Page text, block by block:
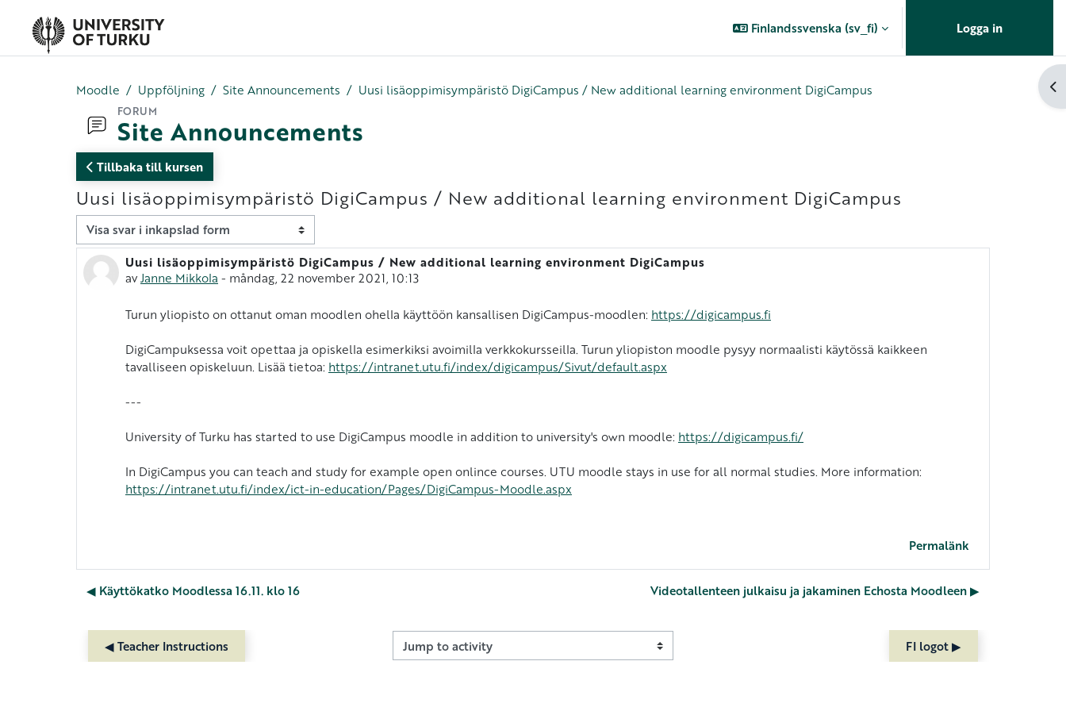
Finlandssvenska ‎(sv_fi)‎
Logga in
Moodle Uppföljning Site Announcements Uusi lisäoppimisympäristö DigiCampus / New additional learning environment DigiCampus
FORUM
Site Announcements
Tillbaka till kursen
Uusi lisäoppimisympäristö DigiCampus / New additional learning environment DigiCampus
Visningsläge
Uusi lisäoppimisympäristö DigiCampus / New additional learning environment DigiCampus
avJanne Mikkola - måndag, 22 november 2021, 10:13
Antal svar: 0
Turun yliopisto on ottanut oman moodlen ohella käyttöön kansallisen DigiCampus-moodlen: https://digicampus.fi
DigiCampuksessa voit opettaa ja opiskella esimerkiksi avoimilla verkkokursseilla. Turun yliopiston moodle pysyy normaalisti käytössä kaikkeen
tavalliseen opiskeluun. Lisää tietoa: https://intranet.utu.fi/index/digicampus/Sivut/default.aspx
---
University of Turku has started to use DigiCampus moodle in addition to university's own moodle: https://digicampus.fi/
In DigiCampus you can teach and study for example open onlince courses. UTU moodle stays in use for all normal studies. More information:
https://intranet.utu.fi/index/ict-in-education/Pages/DigiCampus-Moodle.aspx
Permalänk
◀︎ Käyttökatko Moodlessa 16.11. klo 16 Videotallenteen julkaisu ja jakaminen Echosta Moodleen ▶︎
◀︎ Teacher Instructions Jump to activity FI logot ▶︎